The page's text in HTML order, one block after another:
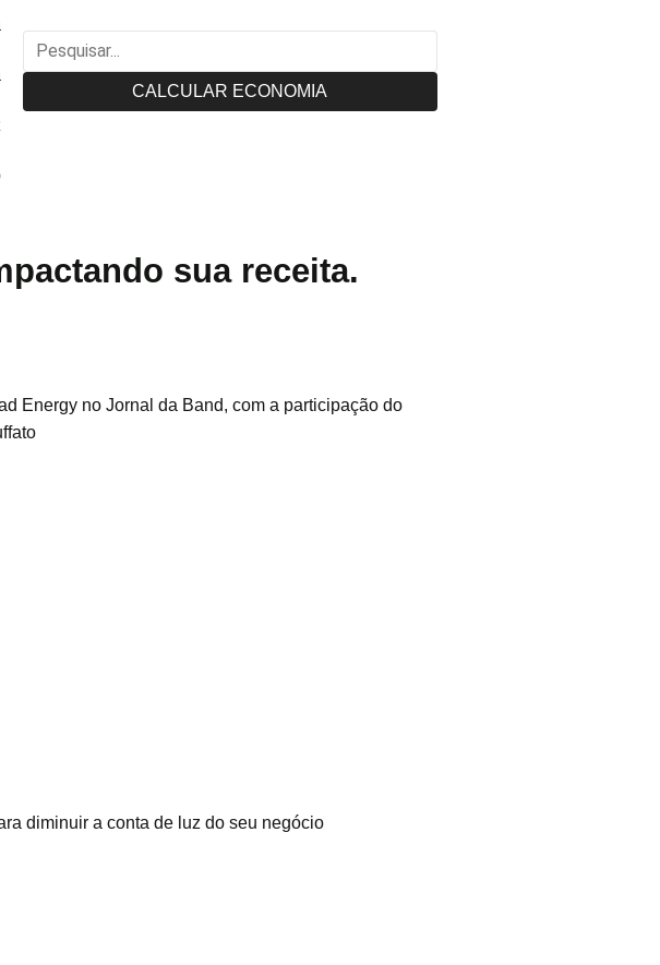
CALCULAR ECONOMIA
sua receita.
Energy no Jornal da Band, com a participação do
diminuir a conta de luz do seu negócio